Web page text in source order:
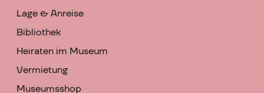
Lage & Anreise
Bibliothek
Heiraten im Museum
Vermietung
Museumsshop